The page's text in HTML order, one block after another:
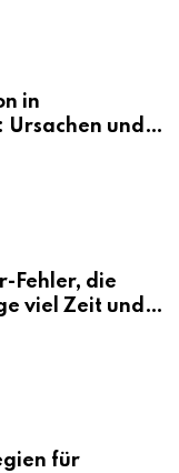
in
Ursachen und
Fehler, die
viel Zeit und
für